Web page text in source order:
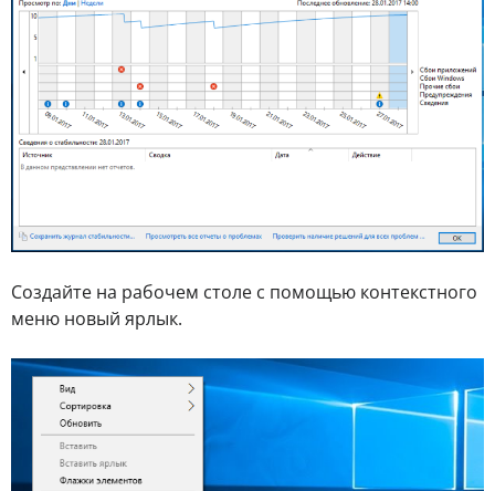
Создайте на рабочем столе с помощью контекстного
меню новый ярлык.